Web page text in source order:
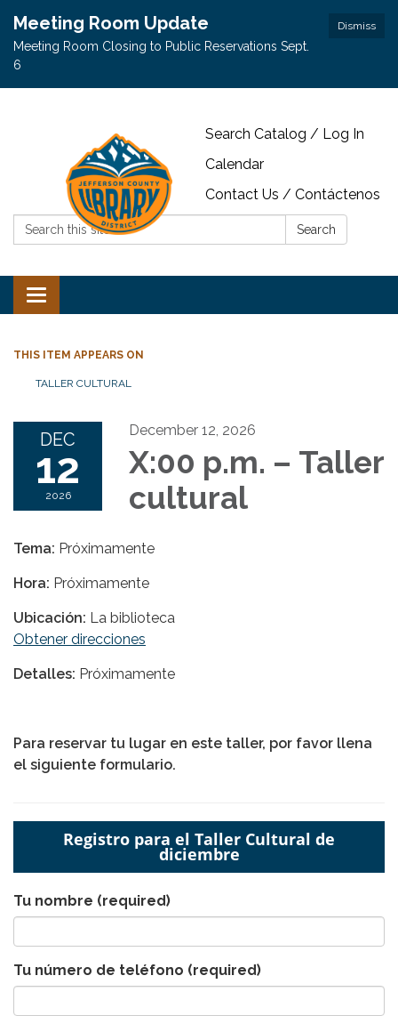
Dismiss
Meeting Room Update
Meeting Room Closing to Public Reservations Sept.
6
Search Catalog / Log In
Calendar
Contact Us / Contáctenos
Search:
Search
Toggle navigation
THIS ITEM APPEARS ON
TALLER CULTURAL
DEC
12
2026
December 12, 2026
X:00 p.m. – Taller
cultural
Tema: Próximamente
Hora: Próximamente
Ubicación: La biblioteca
Obtener direcciones
Detalles: Próximamente
Para reservar tu lugar en este taller, por favor llena
el siguiente formulario.
Registro para el Taller Cultural de
diciembre
Tu nombre (required)
Tu número de teléfono (required)